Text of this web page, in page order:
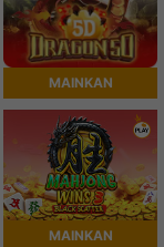
MAINKAN
MAINKAN